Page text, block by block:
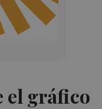
el gráfico